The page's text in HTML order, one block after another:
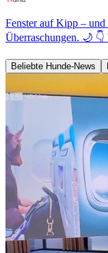
Fenster auf Kipp –
Überraschungen. 🌙
Beliebte Hunde-News